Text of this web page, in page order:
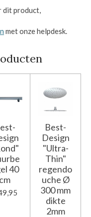
dit product,
met onze helpdesk.
40
cm
Best-
Design
"Ultra-
Thin"
regendo
uche Ø
300 mm
dikte
2mm